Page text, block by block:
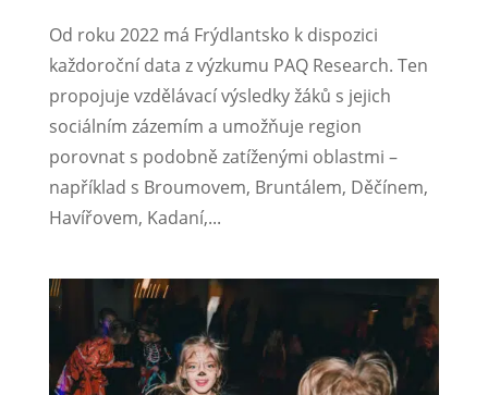
Od roku 2022 má Frýdlantsko k dispozici
každoroční data z výzkumu PAQ Research. Ten
propojuje vzdělávací výsledky žáků s jejich
sociálním zázemím a umožňuje region
porovnat s podobně zatíženými oblastmi –
například s Broumovem, Bruntálem, Děčínem,
Havířovem, Kadaní,...